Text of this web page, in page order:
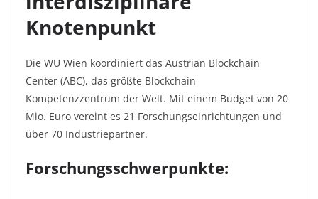
Knotenpunkt
Die WU Wien koordiniert das Austrian Blockchain
Center (ABC), das größte Blockchain-
Kompetenzzentrum der Welt. Mit einem Budget von 20
Mio. Euro vereint es 21 Forschungseinrichtungen und
über 70 Industriepartner.
Forschungsschwerpunkte: